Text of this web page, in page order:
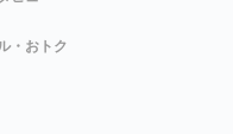
・おトク